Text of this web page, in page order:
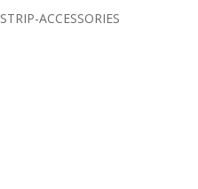
STRIP-ACCESSORIES